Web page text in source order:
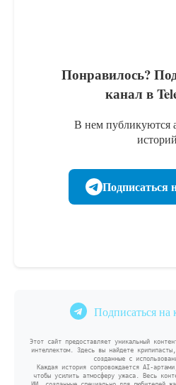
Понравилось?
канал в
В нем публикуются
Подписаться
Подписаться на
Этот сайт предоставляет уникальный
интеллектом. Здесь вы найдете
созданные с
Каждая история сопровождается AI-
чтобы усилить атмосферу ужаса. Весь